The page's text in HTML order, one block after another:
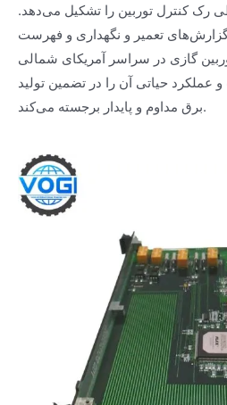
رک کنترل توربین را تشکیل می‌دهد.
تعمیر و نگهداری و فهرست
گازی در سراسر آمریکای شمالی
عملکرد حیاتی آن را در تضمین تولید
برق مداوم و پایدار برجسته می‌کند.